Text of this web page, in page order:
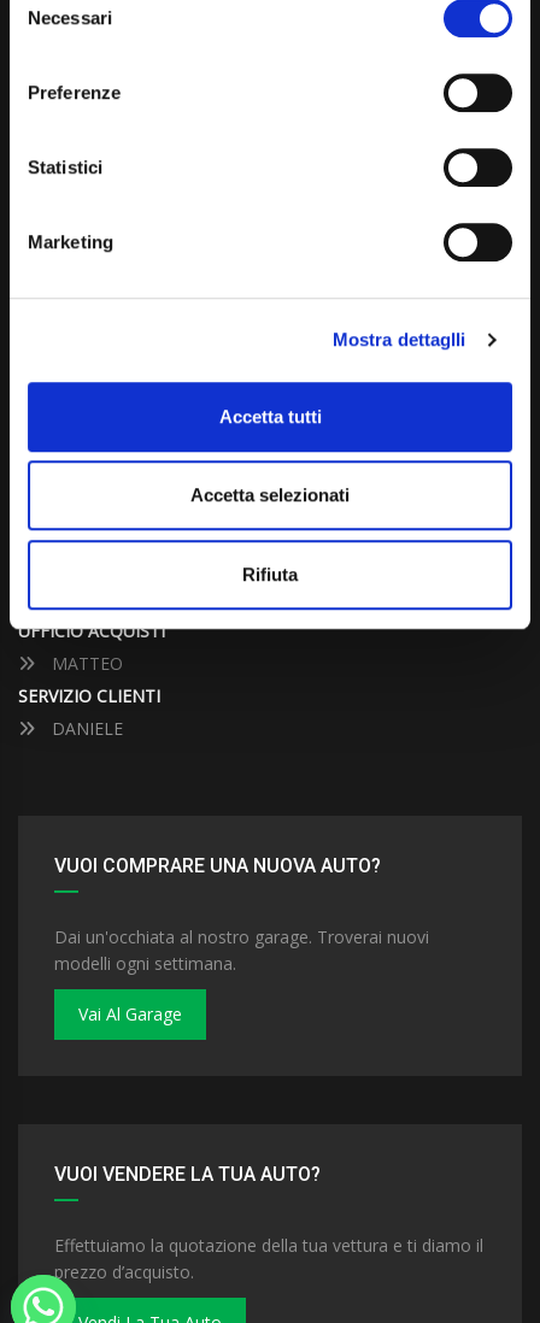
mera chiusura del banner non comporta l’accettazione
tutti” o selezionando le diverse categorie di cookies
Selection
Necessari
Preferenze
Statistici
Marketing
Mostra dettaglli
Accetta tutti
Accetta selezionati
Rifiuta
Via Giuditta Pasta 2, Como (CO) 22100
info@carspecialist.eu
Dal Lunedì al Venerdì: 09:00 - 12:30 | 14:00 - 19:00
Domenica: chiuso
CONTATTA UN CONSULENTE
UFFICIO VENDITE
UFFICIO ACQUISTI
MATTEO
SERVIZIO CLIENTI
DANIELE
VUOI COMPRARE UNA NUOVA AUTO?
Dai un'occhiata al nostro garage. Troverai nuovi
modelli ogni settimana.
Vai Al Garage
VUOI VENDERE LA TUA AUTO?
Effettuiamo la quotazione della tua vettura e ti diamo il
prezzo d’acquisto.